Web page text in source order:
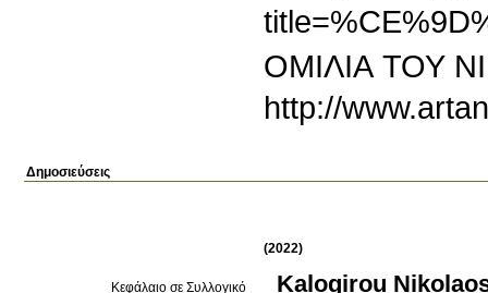
ΟΜΙΛΙΑ ΤΟΥ
http://
Δημοσιεύσεις
(2022)
Κεφάλαιο σε Συλλογικό
Kalogirou